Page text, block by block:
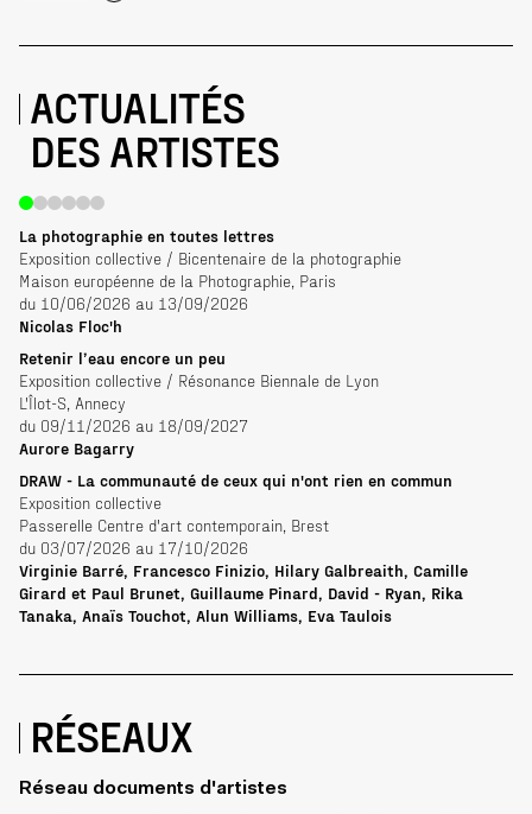
ACTUALITÉS
DES ARTISTES
La photographie en toutes lettres
Exposition collective / Bicentenaire de la photographie
Maison européenne de la Photographie, Paris
du 10/06/2026 au 13/09/2026
Nicolas Floc'h
Retenir l’eau encore un peu
Exposition collective / Résonance Biennale de Lyon
L'Îlot-S, Annecy
du 09/11/2026 au 18/09/2027
Aurore Bagarry
DRAW - La communauté de ceux qui n'ont rien en commun
Exposition collective
Passerelle Centre d'art contemporain, Brest
du 03/07/2026 au 17/10/2026
Virginie Barré, Francesco Finizio, Hilary Galbreaith, Camille
Girard et Paul Brunet, Guillaume Pinard, David - Ryan, Rika
Tanaka, Anaïs Touchot, Alun Williams, Eva Taulois
RÉSEAUX
Réseau documents d'artistes